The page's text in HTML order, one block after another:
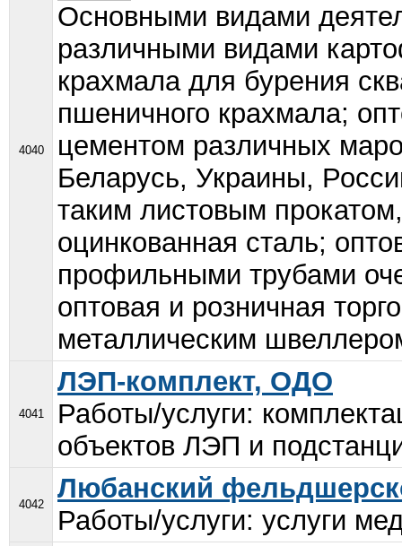
4040
Основными видами
различными видами
крахмала для бурения
пшеничного крахмала;
цементом различных
Беларусь, Украины,
таким листовым
оцинкованная сталь;
профильными трубами
оптовая и розничная
металлическим
4041
ЛЭП-комплект, ОДО
Работы/услуги:
объектов ЛЭП и
4042
Любанский
Работы/услуги: услуги